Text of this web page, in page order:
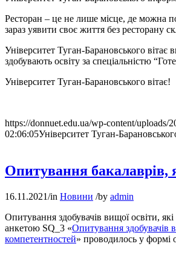
Ресторан – це не лише місце, де можна
зараз уявити своє життя без ресторану
Університет Туган-Барановського вітає
здобувають освіту за спеціальністю
Університет Туган-Барановського вітає!
https://donnuet.edu.ua/wp-content/uploads/
02:06:05Університет Туган-
Опитування бакалаврів,
16.11.2021/in Новини /by admin
Опитування здобувачів вищої освіти,
анкетою SQ_3 «Опитування здобувачів
компетентностей» проводилось у формі